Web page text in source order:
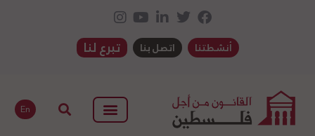
أنشطتنا اتصل بنا تبرع لنا
En